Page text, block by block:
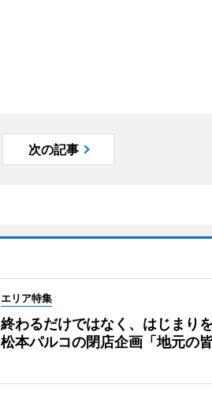
次の記事
エリア特集
終わるだけではなく、はじまりを
松本パルコの閉店企画「地元の